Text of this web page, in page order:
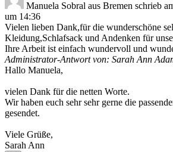
Manuela Sobral aus Bremen schrieb
um 14:36
Vielen lieben Dank,für die wunderschöne
Kleidung,Schlafsack und Andenken für
Ihre Arbeit ist einfach wundervoll und
Administrator-Antwort von: Sarah Ann
Hallo Manuela,
vielen Dank für die netten Worte.
Wir haben euch sehr sehr gerne die
gesendet.
Viele Grüße,
Sarah Ann